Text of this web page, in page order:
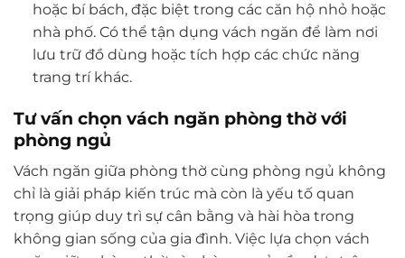
hoặc bí bách, đặc biệt trong các căn hộ nhỏ hoặc
nhà phố. Có thể tận dụng vách ngăn để làm nơi
lưu trữ đồ dùng hoặc tích hợp các chức năng
trang trí khác.
Tư vấn chọn vách ngăn phòng thờ với
phòng ngủ
Vách ngăn giữa phòng thờ cùng phòng ngủ không
chỉ là giải pháp kiến trúc mà còn là yếu tố quan
trọng giúp duy trì sự cân bằng và hài hòa trong
không gian sống của gia đình. Việc lựa chọn vách